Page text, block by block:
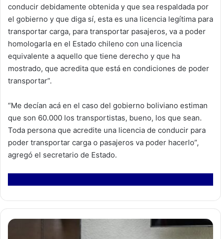
conducir debidamente obtenida y que sea respaldada por
el gobierno y que diga sí, esta es una licencia legítima para
transportar carga, para transportar pasajeros, va a poder
homologarla en el Estado chileno con una licencia
equivalente a aquello que tiene derecho y que ha
mostrado, que acredita que está en condiciones de poder
transportar”.
“Me decían acá en el caso del gobierno boliviano estiman
que son 60.000 los transportistas, bueno, los que sean.
Toda persona que acredite una licencia de conducir para
poder transportar carga o pasajeros va poder hacerlo”,
agregó el secretario de Estado.
H